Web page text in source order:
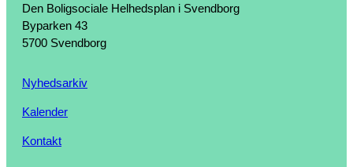
Den Boligsociale Helhedsplan i Svendborg
Byparken 43
5700 Svendborg
Nyhedsarkiv
Kalender
Kontakt